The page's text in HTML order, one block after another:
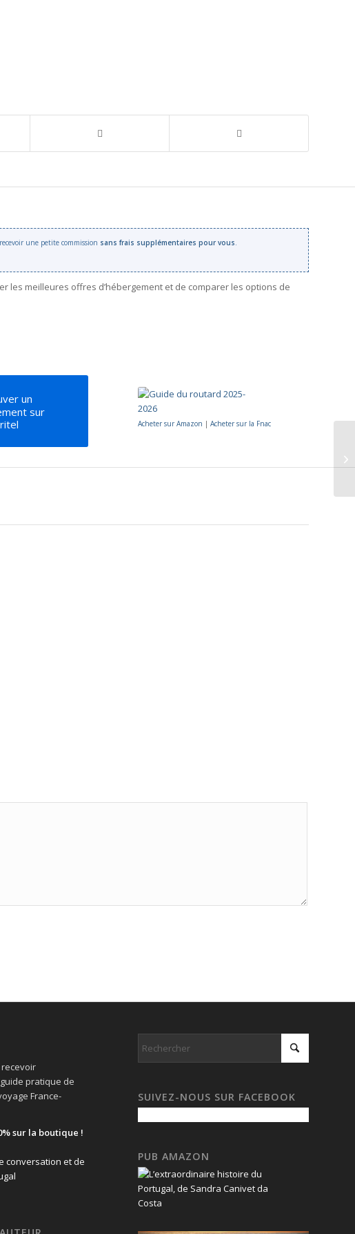
une petite commission sans frais supplémentaires pour vous
meilleures offres d’hébergement et de comparer les options de
un
sur
Acheter sur Amazon | Acheter sur la Fnac
pratique de
France-
sur la boutique !
SUIVEZ-NOUS SUR FACEBOOK
PUB AMAZON